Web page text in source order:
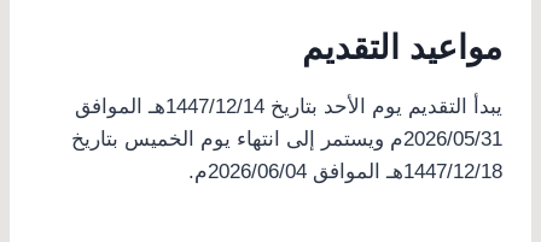
مواعيد التقديم
يبدأ التقديم يوم الأحد بتاريخ 1447/12/14هـ الموافق
2026/05/31م ويستمر إلى انتهاء يوم الخميس بتاريخ
1447/12/18هـ الموافق 2026/06/04م.